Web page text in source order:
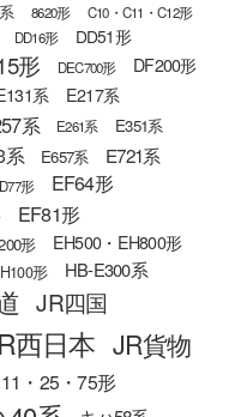
8620形
C10・C11・C12形
DD16形 DD51形
形 DEC700形 DF200形
系 E217系
系 E261系 E351系
系 E657系 E721系
形 EF64形
EF81形
形 EH500・EH800形
H100形 HB-E300系
JR四国
西日本 JR貨物
・25・75形